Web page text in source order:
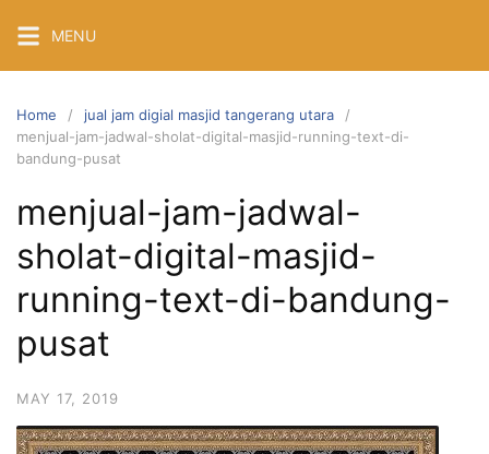
content
MENU
Home
jual jam digial masjid tangerang utara
menjual-jam-jadwal-sholat-digital-masjid-running-text-di-
bandung-pusat
menjual-jam-jadwal-
sholat-digital-masjid-
running-text-di-bandung-
pusat
MAY 17, 2019